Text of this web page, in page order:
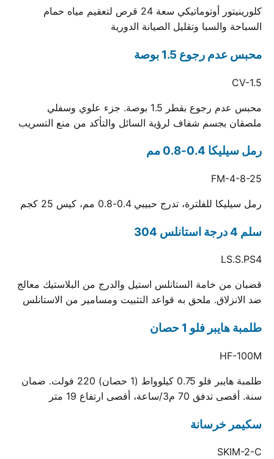
كلورينيتور أوتوماتيكي سعة 24 قرص لتعقيم مياه حمام
السباحة والسبا وتقليل الصيانة الدورية
محبس عدم رجوع 1.5 بوصة
CV-1.5
محبس عدم رجوع بقطر 1.5 بوصة. جزء علوي وسفلي
ملصقان بجسم شفاف لرؤية السائل والتأكد من منع التسريب
رمل سيليكا 0.4-0.8 مم
FM-4-8-25
رمل سيليكا للفلترة، تدرج حبيبي 0.4-0.8 مم، كيس 25 كجم
سلم 4 درجة استانلس 304
LS.S.PS4
قضبان من خامة الستانلس استيل والدرج من البلاستيك معالج
ضد الانزلاق. ملحق به قواعد التثبيت ومسامير من الاستانلس
طلمبة هايبر فلو 1 حصان
HF-100M
طلمبة هايبر فلو 0.75 كيلوواط (1 حصان) 220 فولت. ضمان
سنة. أقصى تدفق 70 م3/ساعة، أقصى ارتفاع 19 متر
سكيمر خرسانة
SKIM-2-C